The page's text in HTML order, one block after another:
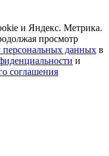
и Яндекс. Метрика.
просмотр
персональных данных в
и
соглашения